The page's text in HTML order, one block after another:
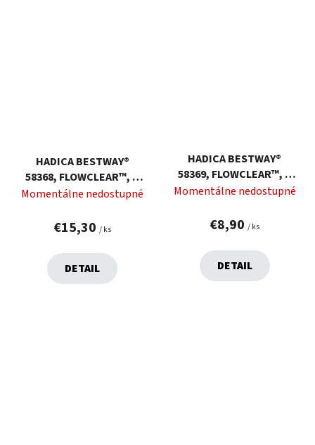
HADICA BESTWAY®
58368, FLOWCLEAR™, K
FILTRÁCII NA BAZÉN, 3,00
Momentálne nedostupné
€15,30 / ks
DETAIL
HADICA BESTWAY®
58369, FLOWCLEAR™, K
FILTRÁCII NA BAZÉN, 3
Momentálne nedostupné
€8,90 / ks
DETAIL